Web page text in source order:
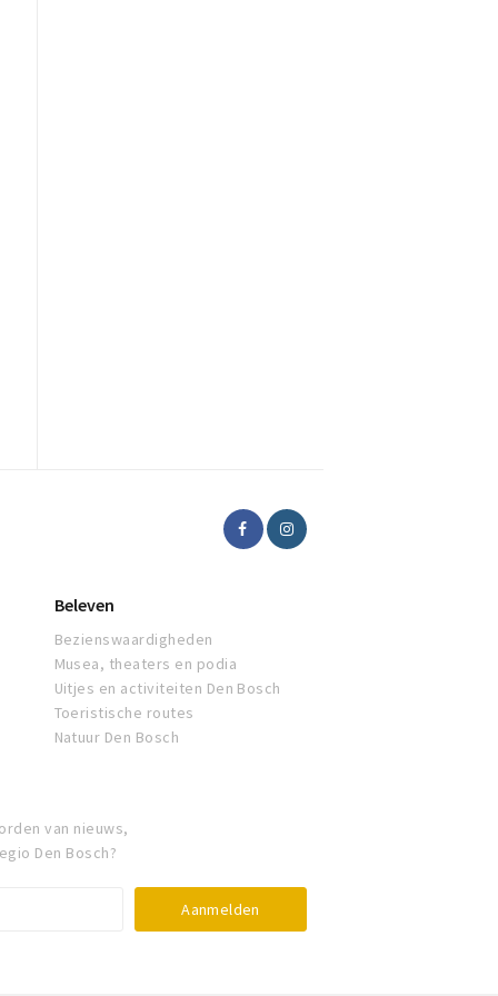
Beleven
Bezienswaardigheden
Musea, theaters en podia
Uitjes en activiteiten Den Bosch
Toeristische routes
Natuur Den Bosch
van nieuws,
Den Bosch?